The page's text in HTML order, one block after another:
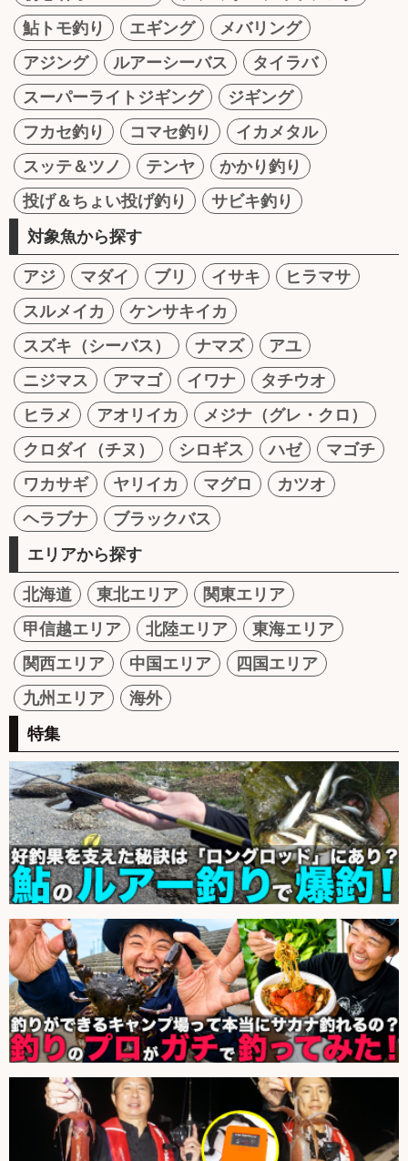
鮎トモ釣り
エギング
メバリング
アジング
ルアーシーバス
タイラバ
スーパーライトジギング
ジギング
フカセ釣り
コマセ釣り
イカメタル
スッテ＆ツノ
テンヤ
かかり釣り
投げ＆ちょい投げ釣り
サビキ釣り
対象魚から探す
アジ マダイ ブリ イサキ
ヒラマサ
スルメイカ
ケンサキイカ
スズキ（シーバス）
ナマズ
アユ
ニジマス
アマゴ イワナ
タチウオ
ヒラメ
アオリイカ
メジナ（グレ・クロ）
クロダイ（チヌ）
シロギス ハゼ
マゴチ
ワカサギ
ヤリイカ マグロ
カツオ
ヘラブナ
ブラックバス
エリアから探す
北海道 東北エリア
関東エリア
甲信越エリア
北陸エリア
東海エリア
関西エリア
中国エリア
四国エリア
九州エリア
海外
特集